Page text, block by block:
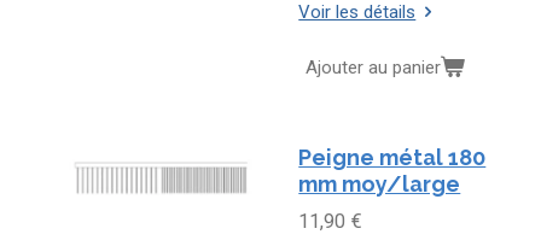
Voir les détails
Ajouter au panier
Peigne métal 180
mm moy/large
11,90 €